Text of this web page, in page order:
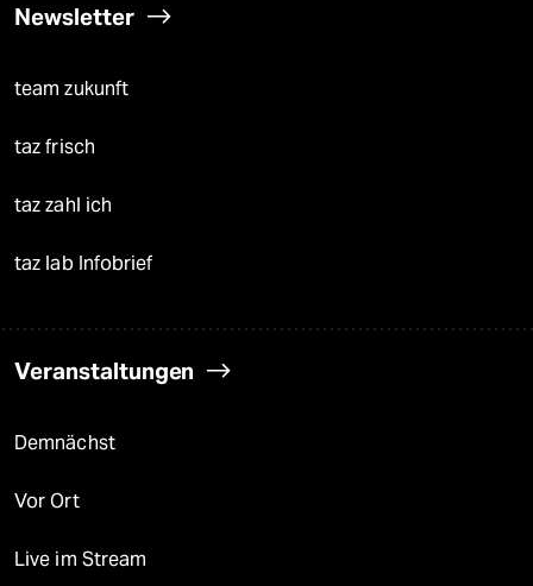
Newsletter
team zukunft
taz frisch
taz zahl ich
taz lab Infobrief
Veranstaltungen
Demnächst
Vor Ort
Live im Stream